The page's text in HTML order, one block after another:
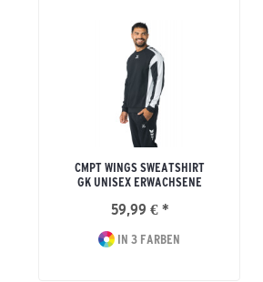
CMPT WINGS SWEATSHIRT
GK UNISEX ERWACHSENE
59,99 € *
IN 3 FARBEN